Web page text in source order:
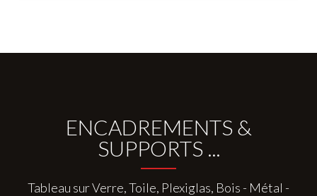
ENCADREMENTS &
SUPPORTS ...
Tableau sur Verre, Toile, Plexiglas, Bois - Métal -